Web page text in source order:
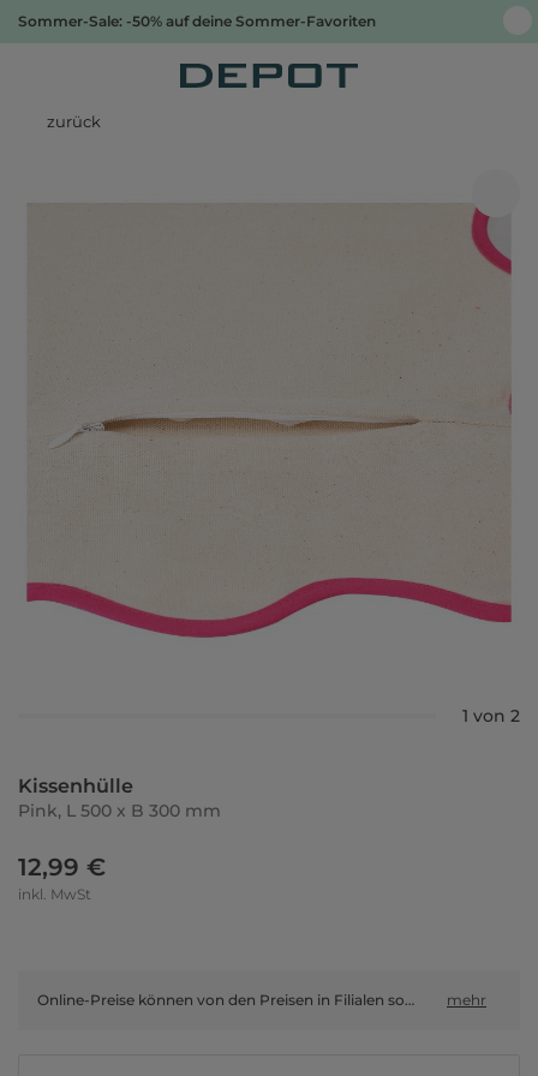
Sommer-Sale: -50% auf deine Sommer-Favoriten
zurück
1 von 2
Kissenhülle
Pink, L 500 x B 300 mm
12,99 €
inkl. MwSt
Online-Preise können von den Preisen in Filialen sowie Shop-in-Shop-Flächen abweichen. mehr